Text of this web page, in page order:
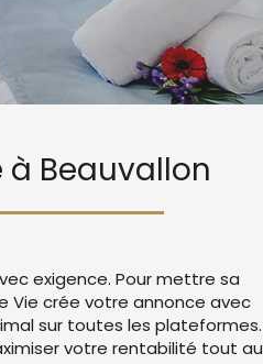
Beauvallon
exigence. Pour mettre sa
Vie crée votre annonce avec
sur toutes les plateformes.
votre rentabilité tout au